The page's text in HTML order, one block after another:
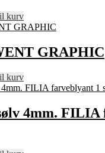
kurv
GRAPHIC
kurv
4mm. FILIA